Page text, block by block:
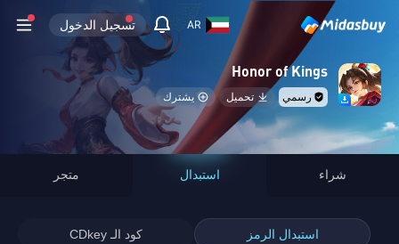
AR تسجيل الدخول
Honor of Kings
رسمي تحميل يشترك
شراء استبدال متجر
استبدال الرمز كود الـ CDkey